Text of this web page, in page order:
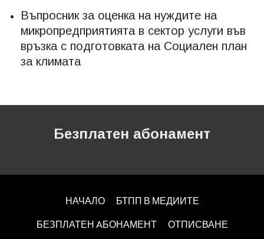
Въпросник за оценка на нуждите на
микропредприятията в сектор услуги във
връзка с подготовката на Социален план
за климата
Безплатен абонамент
НАЧАЛО БТПП В МЕДИИТЕ
БЕЗПЛАТЕН AБОНАМЕНТ ОТПИСВАНЕ